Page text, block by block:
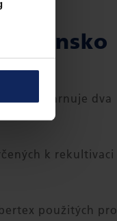
Dánsko
km zahrnuje dva
k rekultivaci
použitých pro